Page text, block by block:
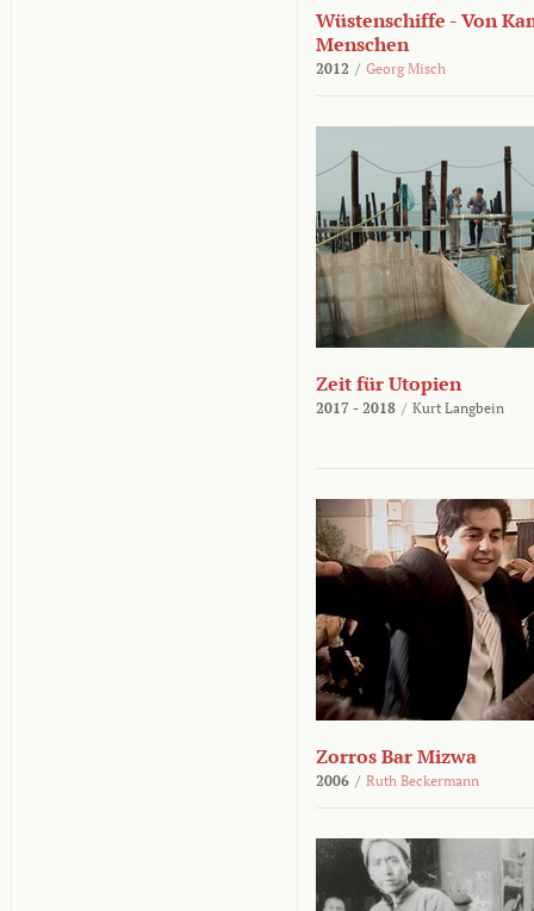
Wüstenschiffe - Von
Menschen
2012 / Georg Misch
Zeit für Utopien
2017 - 2018 / Kurt Langbein
Zorros Bar Mizwa
2006 / Ruth Beckermann